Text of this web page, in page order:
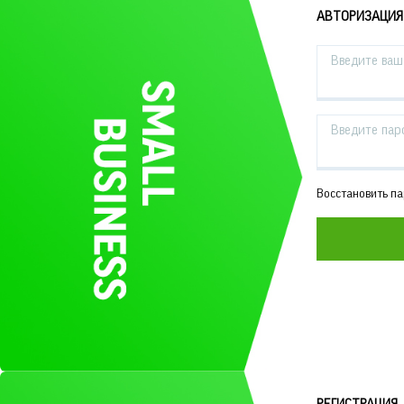
АВТОРИЗАЦИЯ
Введите
Введите
Восстановить